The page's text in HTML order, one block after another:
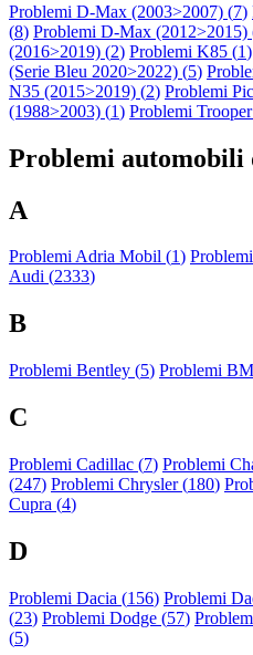
Problemi D-Max (2003>2007) (7)
(8) Problemi D-Max (2012>2015)
(2016>2019) (2) Problemi K85 (1)
(Serie Bleu 2020>2022) (5)
N35 (2015>2019) (2) Problemi
(1988>2003) (1) Problemi
Problemi automobili
A
Problemi Adria Mobil (1)
Audi (2333)
B
Problemi Bentley (5) Problemi
C
Problemi Cadillac (7) Problemi
(247) Problemi Chrysler (180)
Cupra (4)
D
Problemi Dacia (156) Problemi
(23) Problemi Dodge (57)
(5)